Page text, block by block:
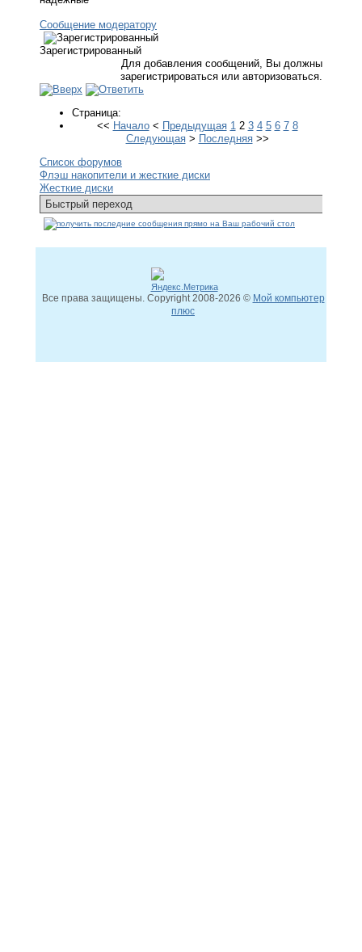
Сообщение модератору
Зарегистрированный
Для добавления сообщений, Вы должны
зарегистрироваться или авторизоваться.
Страница:
<< Начало< Предыдущая 1 2 3 4 5 6 7 8
Следующая> Последняя>>
Список форумов
Флэш накопители и жесткие диски
Жесткие диски
Все права защищены. Copyright2008-2026 © Мой компьютер
плюс